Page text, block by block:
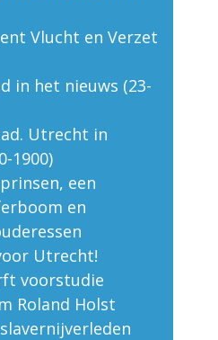
Vlucht en Verzet
in het nieuws (23-
Utrecht in
1900)
een
en
Utrecht!
voorstudie
Roland Holst